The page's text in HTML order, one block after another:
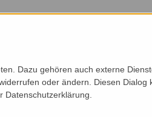
Dazu gehören auch externe
oder ändern. Diesen Dialog